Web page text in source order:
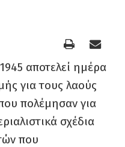
αποτελεί ημέρα
για τους λαούς
πολέμησαν για
σχέδια
που